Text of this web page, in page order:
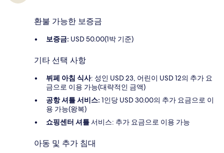
환불 가능한 보증금
보증금: USD 50.00(1박 기준)
기타 선택 사항
뷔페 아침 식사: 성인 USD 23, 어린이 USD 12의 추가 요
금으로 이용 가능(대략적인 금액)
공항 셔틀 서비스: 1인당 USD 30.00의 추가 요금으로 이
용 가능(왕복)
쇼핑센터 셔틀서비스: 추가 요금으로 이용 가능
아동 및 추가 침대